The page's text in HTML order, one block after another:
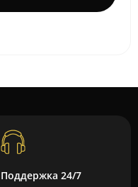
Поддержка 24/7